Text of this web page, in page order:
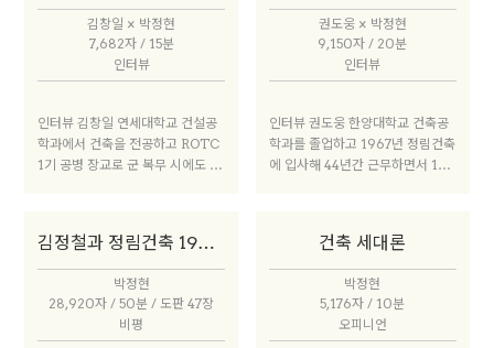
젊은 건축가들의 연대기나 마찬가
지이기 때문이다. 국회의사당 현상
설계에 당선되었을 때 김수근은 2
를 도맡아 진행했을 때도 아직 30
대였다. 김중업은 42세에 주한 프
랑스대사관을 설계했다. 이희태가
김석철이 예술의전당 현상설계에
서 당선되었을 때도 채 40이 되지
않았다.1 1980년대 말 새로운 기
치를 내건 건축가 모임, 4.3그룹은
이름에서도 드러나듯 30~40대 건
축가들로 구성되어 있었다. 이들 모
벅차다. 도시를 빼곡히 메운 건물들
이 용적률 게임을 하며 그 틈 안에
서 저마다의 해법을 찾아내 비집고
서 있는 모습이 우리 시대를 단적으
리는 건축이 비바람을 막고 문제를
해결하는 데서 그치지 않고 거기서
더 나아갈 때 더 큰 의미가 있다는
것을 안다.
김창일 × 박정현
7,682자 / 15분
인터뷰
인터뷰 김창일 연세대학교 건설공
학과에서 건축을 전공하고 ROTC
1기 공병 장교로 군 복무 시에도 건
권도웅 × 박정현
9,150자 / 20분
인터뷰
인터뷰 권도웅 한양대학교 건축공
학과를 졸업하고 1967년 정림건축
에 입사해 44년간 근무하면서 199
CA 고문과 한국 HABITAT 고문
이다.
김정철과 정림건축 1967–1987
박정현
28,920자 / 50분 / 도판 47장
비평
건축 세대론
박정현
5,176자 / 10분
오피니언